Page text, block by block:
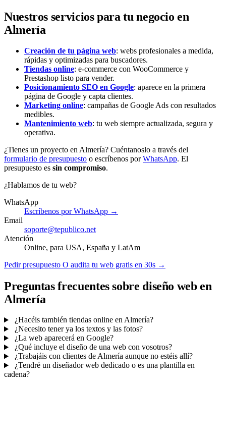
Nuestros servicios para tu negocio en
Almería
Creación de tu página web: webs profesionales a medida,
rápidas y optimizadas para buscadores.
Tiendas online: e-commerce con WooCommerce y
Prestashop listo para vender.
Posicionamiento SEO en Google: aparece en la primera
página de Google y capta clientes.
Marketing online: campañas de Google Ads con resultados
medibles.
Mantenimiento web: tu web siempre actualizada, segura y
operativa.
¿Tienes un proyecto en Almería? Cuéntanoslo a través del
formulario de presupuesto o escríbenos porWhatsApp. El
presupuesto es sin compromiso.
¿Hablamos de tu web?
WhatsApp
Escríbenos por WhatsApp →
Email
soporte@tepublico.net
Atención
Online, para USA, España y LatAm
Pedir presupuesto O audita tu web gratis en 30s →
Preguntas frecuentes sobre diseño web en
Almería
¿Hacéis también tiendas online en Almería?
¿Necesito tener ya los textos y las fotos?
¿La web aparecerá en Google?
¿Qué incluye el diseño de una web con vosotros?
¿Trabajáis con clientes de Almería aunque no estéis allí?
¿Tendré un diseñador web dedicado o es una plantilla en
cadena?